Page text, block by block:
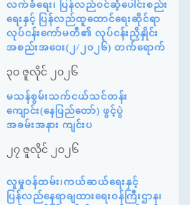
လက်ခံရေး၊ ပြန်လည်ဝင်ဆံ့ပေါင်းစည်း
ရေးနှင့် ပြန်လည်ထူထောင်ရေးဆိုင်ရာ
လုပ်ငန်းကော်မတီ၏ လုပ်ငန်းညှိနှိုင်း
အစည်းအဝေး(၂/၂၀၂၆) တက်ရောက်
၃၀ ဇူလိုင် ၂၀၂၆
မသန်စွမ်းသက်ငယ်သင်တန်း
ကျောင်း(နေပြည်တော်) ဖွင့်ပွဲ
အခမ်းအနား ကျင်းပ
၂၇ ဇူလိုင် ၂၀၂၆
လူမှုဝန်ထမ်း၊ကယ်ဆယ်ရေးနှင့်
ပြန်လည်နေရာချထားရေးဝန်ကြီးဌာန၊